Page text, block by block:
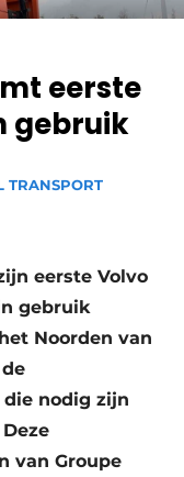
eerste
gebruik
TRANSPORT
eerste Volvo
gebruik
Noorden van
nodig zijn
van Groupe